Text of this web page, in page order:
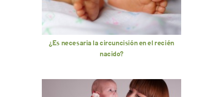
¿Es necesaria la circuncisión en el recién
nacido?